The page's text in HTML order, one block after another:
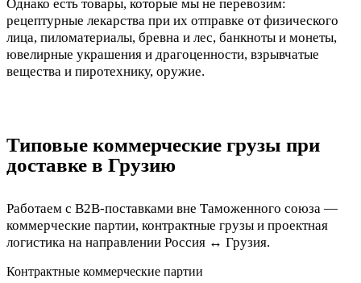
Однако есть товары, которые мы не перевозим:
рецептурные лекарства при их отправке от физического
лица, пиломатериалы, бревна и лес, банкноты и монеты,
ювелирные украшения и драгоценности, взрывчатые
вещества и пиротехнику, оружие.
Типовые коммерческие грузы при
доставке в Грузию
Работаем с B2B-поставками вне Таможенного союза —
коммерческие партии, контрактные грузы и проектная
логистика на направлении Россия ↔ Грузия.
Контрактные коммерческие партии